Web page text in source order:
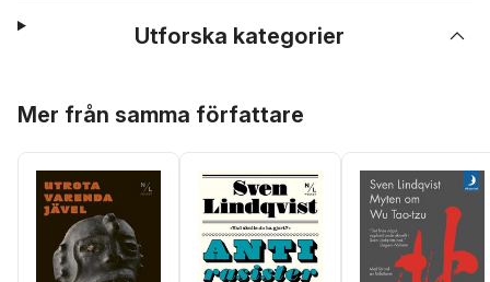
Utforska kategorier
Mer från samma författare